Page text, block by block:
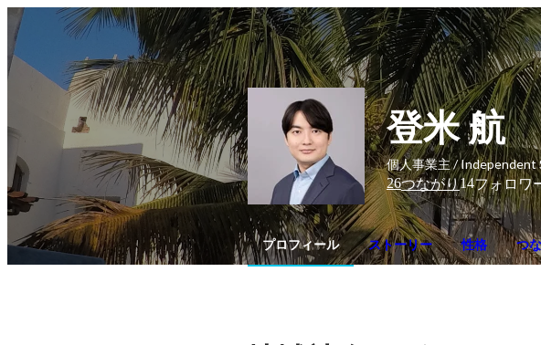
登米 航
個人事業主 /
26つながり14フォロワ
プロフィール ストーリー 性格 つ